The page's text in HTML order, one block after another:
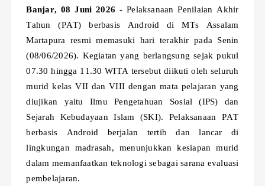
Banjar, 08 Juni 2026 - Pelaksanaan Penilaian Akhir
Tahun (PAT) berbasis Android di MTs Assalam
Martapura resmi memasuki hari terakhir pada Senin
(08/06/2026). Kegiatan yang berlangsung sejak pukul
07.30 hingga 11.30 WITA tersebut diikuti oleh seluruh
murid kelas VII dan VIII dengan mata pelajaran yang
diujikan yaitu Ilmu Pengetahuan Sosial (IPS) dan
Sejarah Kebudayaan Islam (SKI). Pelaksanaan PAT
berbasis Android berjalan tertib dan lancar di
lingkungan madrasah, menunjukkan kesiapan murid
dalam memanfaatkan teknologi sebagai sarana evaluasi
pembelajaran.